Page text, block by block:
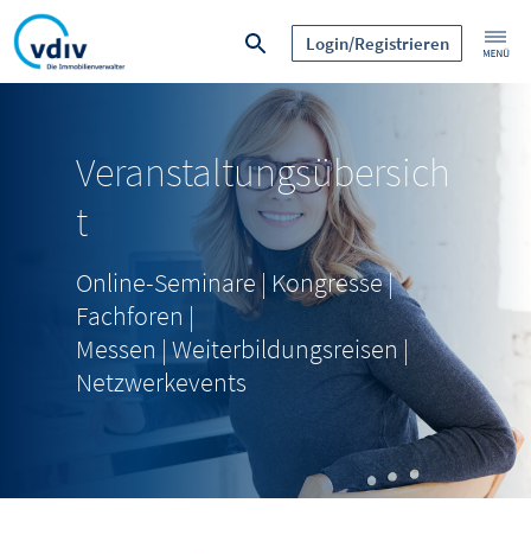
Login/Registrieren
Veranstaltungsübersich
t
Online-Seminare | Kongresse |
Fachforen |
Messen | Weiterbildungsreisen |
Netzwerkevents